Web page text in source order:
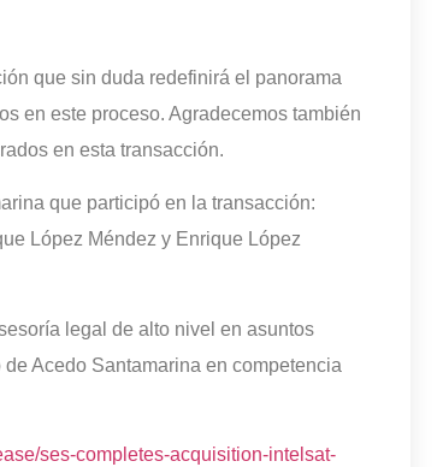
que sin duda redefinirá el panorama
en este proceso. Agradecemos también
en esta transacción.
que participó en la transacción:
López Méndez y Enrique López
legal de alto nivel en asuntos
Acedo Santamarina en competencia
ses-completes-acquisition-intelsat-